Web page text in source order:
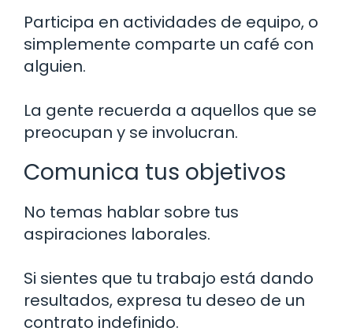
Participa en actividades de equipo, o
simplemente comparte un café con
alguien.
La gente recuerda a aquellos que se
preocupan y se involucran.
Comunica tus objetivos
No temas hablar sobre tus
aspiraciones laborales.
Si sientes que tu trabajo está dando
resultados, expresa tu deseo de un
contrato indefinido.